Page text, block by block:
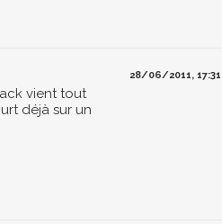
vient tout
déjà sur un
28/06/2011, 17:31